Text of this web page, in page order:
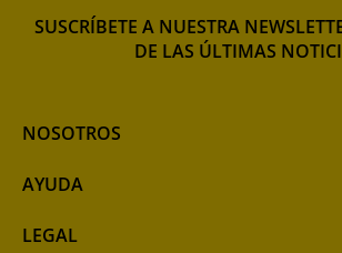
NOSOTROS
AYUDA
LEGAL
SUSCRÍBETE A NUESTRA
DE LAS ÚLTIMAS